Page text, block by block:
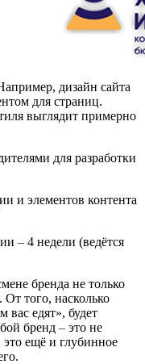
дизайн сайта
для страниц.
выглядит примерно
для разработки
и элементов контента
– 4 недели (ведётся
бренда не только
того, насколько
вас едят», будет
бренд – это не
ещё и глубинное